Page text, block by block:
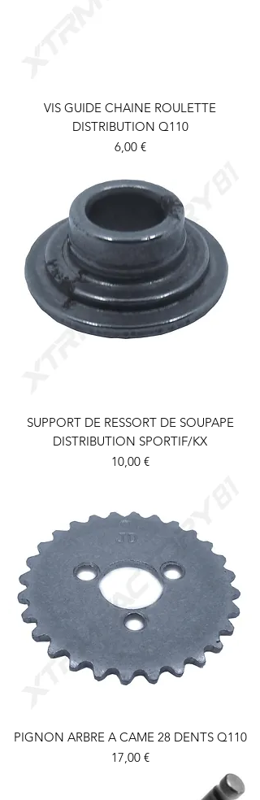
VIS GUIDE CHAINE ROULETTE
DISTRIBUTION Q110
Prix
6,00 €
SUPPORT DE RESSORT DE SOUPAPE
DISTRIBUTION SPORTIF/KX
Prix
10,00 €
PIGNON ARBRE A CAME 28 DENTS Q110
Prix
17,00 €